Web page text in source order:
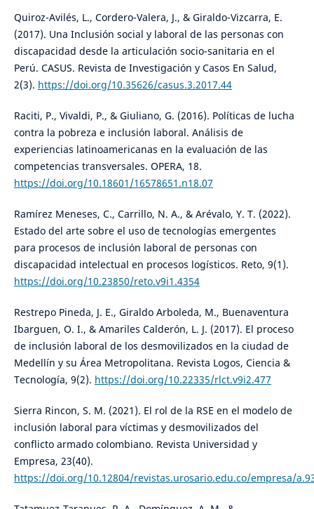
Quiroz-Avilés, L., Cordero-Valera, J., & Giraldo-Vizcarra, E.
(2017). Una Inclusión social y laboral de las personas con
discapacidad desde la articulación socio-sanitaria en el
Perú. CASUS. Revista de Investigación y Casos En Salud,
2(3). https://doi.org/10.35626/casus.3.2017.44
Raciti, P., Vivaldi, P., & Giuliano, G. (2016). Políticas de lucha
contra la pobreza e inclusión laboral. Análisis de
experiencias latinoamericanas en la evaluación de las
competencias transversales. OPERA, 18.
https://doi.org/10.18601/16578651.n18.07
Ramírez Meneses, C., Carrillo, N. A., & Arévalo, Y. T. (2022).
Estado del arte sobre el uso de tecnologías emergentes
para procesos de inclusión laboral de personas con
discapacidad intelectual en procesos logísticos. Reto, 9(1).
https://doi.org/10.23850/reto.v9i1.4354
Restrepo Pineda, J. E., Giraldo Arboleda, M., Buenaventura
Ibarguen, O. I., & Amariles Calderón, L. J. (2017). El proceso
de inclusión laboral de los desmovilizados en la ciudad de
Medellín y su Área Metropolitana. Revista Logos, Ciencia &
Tecnología, 9(2). https://doi.org/10.22335/rlct.v9i2.477
Sierra Rincon, S. M. (2021). El rol de la RSE en el modelo de
inclusión laboral para víctimas y desmovilizados del
conflicto armado colombiano. Revista Universidad y
Empresa, 23(40).
https://doi.org/10.12804/revistas.urosario.edu.co/empresa/